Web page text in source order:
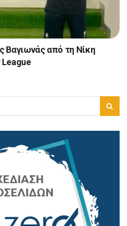
Βαγιωνάς από τη Νίκη